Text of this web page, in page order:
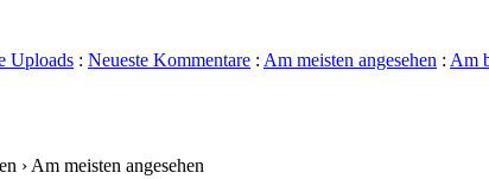
Uploads : Neueste Kommentare : Am meisten angesehen : Am
› Am meisten angesehen